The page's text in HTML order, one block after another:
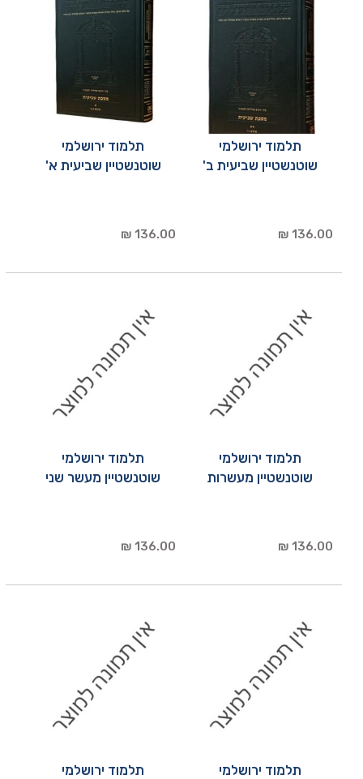
תלמוד ירושלמי
שוטנשטיין שביעית ב'
136.00 ₪
תלמוד ירושלמי
שוטנשטיין שביעית א'
136.00 ₪
תלמוד ירושלמי
שוטנשטיין מעשרות
136.00 ₪
תלמוד ירושלמי
שוטנשטיין מעשר שני
136.00 ₪
תלמוד ירושלמי
תלמוד ירושלמי